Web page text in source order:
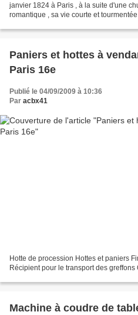
janvier 1824 à Paris , à la suite d'une
romantique , sa vie courte et
Paniers et hottes à
Paris 16e
Publié le 04/09/2009 à 10:36
Par acbx41
Hotte de procession Hottes et paniers
Récipient pour le transport des greffons
Machine à coudre de